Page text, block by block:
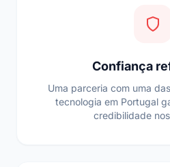
Confiança
Uma parceria com uma
tecnologia em Portugal
credibilidade